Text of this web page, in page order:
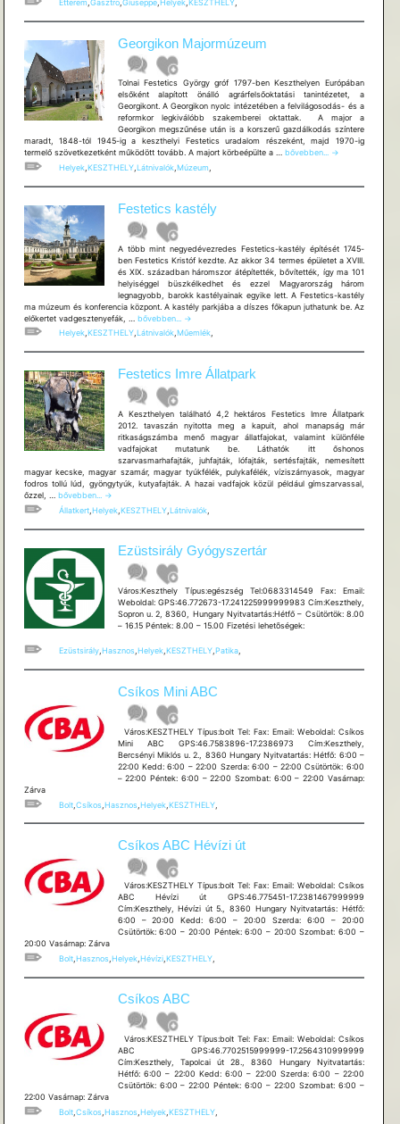
Étterem Gasztro, Giuseppe, Helyek, KESZTHELY,
Georgikon Majormúzeum
Tolnai Festetics György gróf 1797-ben Keszthelyen Európában
elsőként alapított önálló agrárfelsőoktatási tanintézetet, a
Georgikont. A Georgikon nyolc intézetében a felvilágosodás- és a
reformkor legkiválóbb szakemberei oktattak. A major a
Georgikon megszűnése után is a korszerű gazdálkodás színtere
maradt, 1848-tól 1945-ig a keszthelyi Festetics uradalom részeként, majd 1970-ig
termelő szövetkezetként működött tovább. A majort körbeépülte a … Georgikon
bővebben... →
Helyek, KESZTHELY, Látnivalók, Múzeum
Festetics kastély
A több mint negyedévezredes Festetics-kastély építését 1745-
ben Festetics Kristóf kezdte. Az akkor 34 termes épületet a XVIII.
és XIX. században háromszor átépítették, bővítették, így ma 101
helyiséggel büszkélkedhet és ezzel Magyarország három
legnagyobb, barokk kastélyainak egyike lett. A Festetics-kastély
ma múzeum és konferencia központ. A kastély parkjába a díszes főkapun juthatunk be. Az
előkertet vadgesztenyefák, … Festetics
kastély
bővebben...
→
Helyek,KESZTHELY,Látnivalók,Műemlék,
Festetics Imre Állatpark
A Keszthelyen található 4,2 hektáros Festetics Imre Állatpark
2012. tavaszán nyitotta meg a kapuit, ahol manapság már
ritkaságszámba menő magyar állatfajokat, valamint különféle
vadfajokat mutatunk be. Láthatók itt őshonos
szarvasmarhafajták, juhfajták, lófajták, sertésfajták, nemesített
magyar kecske, magyar szamár, magyar tyúkfélék, pulykafélék, víziszárnyasok, magyar
fodros tollú lúd, gyöngytyúk, kutyafajták. A hazai vadfajok közül például gímszarvassal,
őzzel, … Festetics
Imre
bővebben...
→
Állatkert, Helyek, KESZTHELY, Látnivalók,
Ezüstsirály Gyógyszertár
Város:Keszthely Típus:egészség Tel:0683314549 Fax: Email:
Weboldal: GPS:46.772673-17.241225999999983 Cím:Keszthely,
Sopron u. 2, 8360, Hungary Nyitvatartás:Hétfő – Csütörtök: 8.00
– 16.15 Péntek: 8.00 – 15.00 Fizetési lehetõségek:
Ezüstsirály,Hasznos,Helyek,KESZTHELY,Patika,
Csíkos Mini ABC
Város:KESZTHELY Típus:bolt Tel: Fax: Email: Weboldal: Csíkos
Mini ABC GPS:46.7583896-17.2386973 Cím:Keszthely,
Bercsényi Miklós u. 2., 8360 Hungary Nyitvatartás: Hétfő: 6:00 –
22:00 Kedd: 6:00 – 22:00 Szerda: 6:00 – 22:00 Csütörtök: 6:00
– 22:00 Péntek: 6:00 – 22:00 Szombat: 6:00 – 22:00 Vasárnap:
Zárva
Bolt, Csíkos, Hasznos, Helyek, KESZTHELY,
Csíkos ABC Hévízi út
Város:KESZTHELY Típus:bolt Tel: Fax: Email: Weboldal: Csíkos
ABC Hévízi út GPS:46.775451-17.2381467999999
Cím:Keszthely, Hévízi út 5., 8360 Hungary Nyitvatartás: Hétfő:
6:00 – 20:00 Kedd: 6:00 – 20:00 Szerda: 6:00 – 20:00
Csütörtök: 6:00 – 20:00 Péntek: 6:00 – 20:00 Szombat: 6:00 –
20:00 Vasárnap: Zárva
Bolt, Hasznos, Helyek, Hévízi, KESZTHELY,
Csíkos ABC
Város:KESZTHELY Típus:bolt Tel: Fax: Email: Weboldal: Csíkos
ABC GPS:46.7702515999999-17.2564310999999
Cím:Keszthely, Tapolcai út 28., 8360 Hungary Nyitvatartás:
Hétfő: 6:00 – 22:00 Kedd: 6:00 – 22:00 Szerda: 6:00 – 22:00
Csütörtök: 6:00 – 22:00 Péntek: 6:00 – 22:00 Szombat: 6:00 –
22:00 Vasárnap: Zárva
Bolt, Csíkos, Hasznos, Helyek, KESZTHELY,